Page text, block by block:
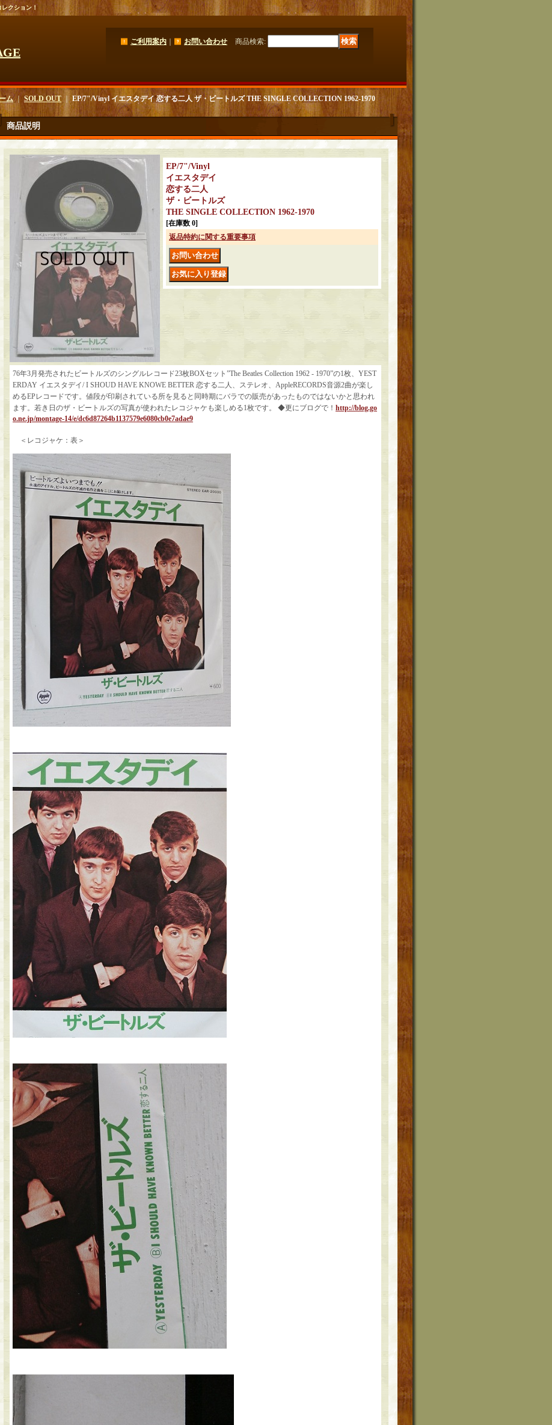
クション！
ご利用案内 お問い合わせ 商品検索:
ム｜ SOLD OUT｜ EP/7"/Vinyl イエスタデイ 恋する二人 ザ・ビートルズ THE SINGLE COLLECTION 1962-1970
商品説明
EP/7"/Vinyl
イエスタデイ
恋する二人
ザ・ビートルズ
THE SINGLE COLLECTION 1962-1970
[在庫数 0]
返品特約に関する重要事項
76年3月発売されたビートルズのシングルレコード23枚BOXセット”The Beatles Collection 1962 - 1970”の1枚、YEST
ERDAY イエスタデイ/ I SHOUD HAVE KNOWE BETTER 恋する二人、ステレオ、AppleRECORDS音源2曲が楽し
めるEPレコードです。値段が印刷されている所を見ると同時期にバラでの販売があったものではないかと思われ
ます。若き日のザ・ビートルズの写真が使われたレコジャケも楽しめる1枚です。 ◆更にブログで！ http://blog.go
o.ne.jp/montage-14/e/dc6d87264b1137579e6080cb0e7adae9
＜レコジャケ：表＞